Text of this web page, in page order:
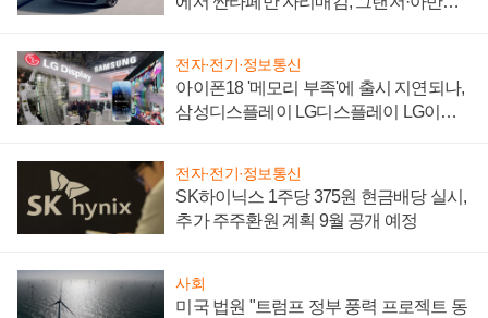
전자·전기·정보통신
아이폰18 '메모리 부족'에 출시 지연되나,
삼성디스플레이 LG디스플레이 LG이노
전자·전기·정보통신
SK하이닉스 1주당 375원 현금배당 실시,
추가 주주환원 계획 9월 공개 예정
사회
미국 법원 "트럼프 정부 풍력 프로젝트 동